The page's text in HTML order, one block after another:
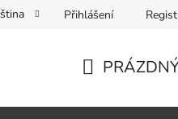
Přihlášení